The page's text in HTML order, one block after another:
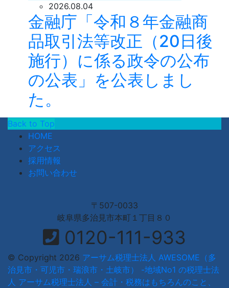
2026.08.04
金融庁「令和８年金融商
品取引法等改正（20日後
施行）に係る政令の公布
の公表」を公表しまし
た。
Back to Top
HOME
アクセス
採用情報
お問い合わせ
〒507-0033
岐阜県多治見市本町１丁目８０
0120-111-933
© Copyright 2026 アーサム税理士法人 AWESOME（多
治見市・可児市・瑞浪市・土岐市） -地域No1 の税理士法
人 アーサム税理士法人 – 会計・税務はもちろんのこと、